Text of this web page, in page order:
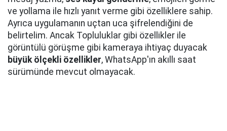
ve yollama ile hızlı yanıt verme gibi özelliklere sahip.
Ayrıca uygulamanın uçtan uca şifrelendiğini de
belirtelim. Ancak Topluluklar gibi özellikler ile
görüntülü görüşme gibi kameraya ihtiyaç duyacak
büyük ölçekli özellikler, WhatsApp'ın akıllı saat
sürümünde mevcut olmayacak.